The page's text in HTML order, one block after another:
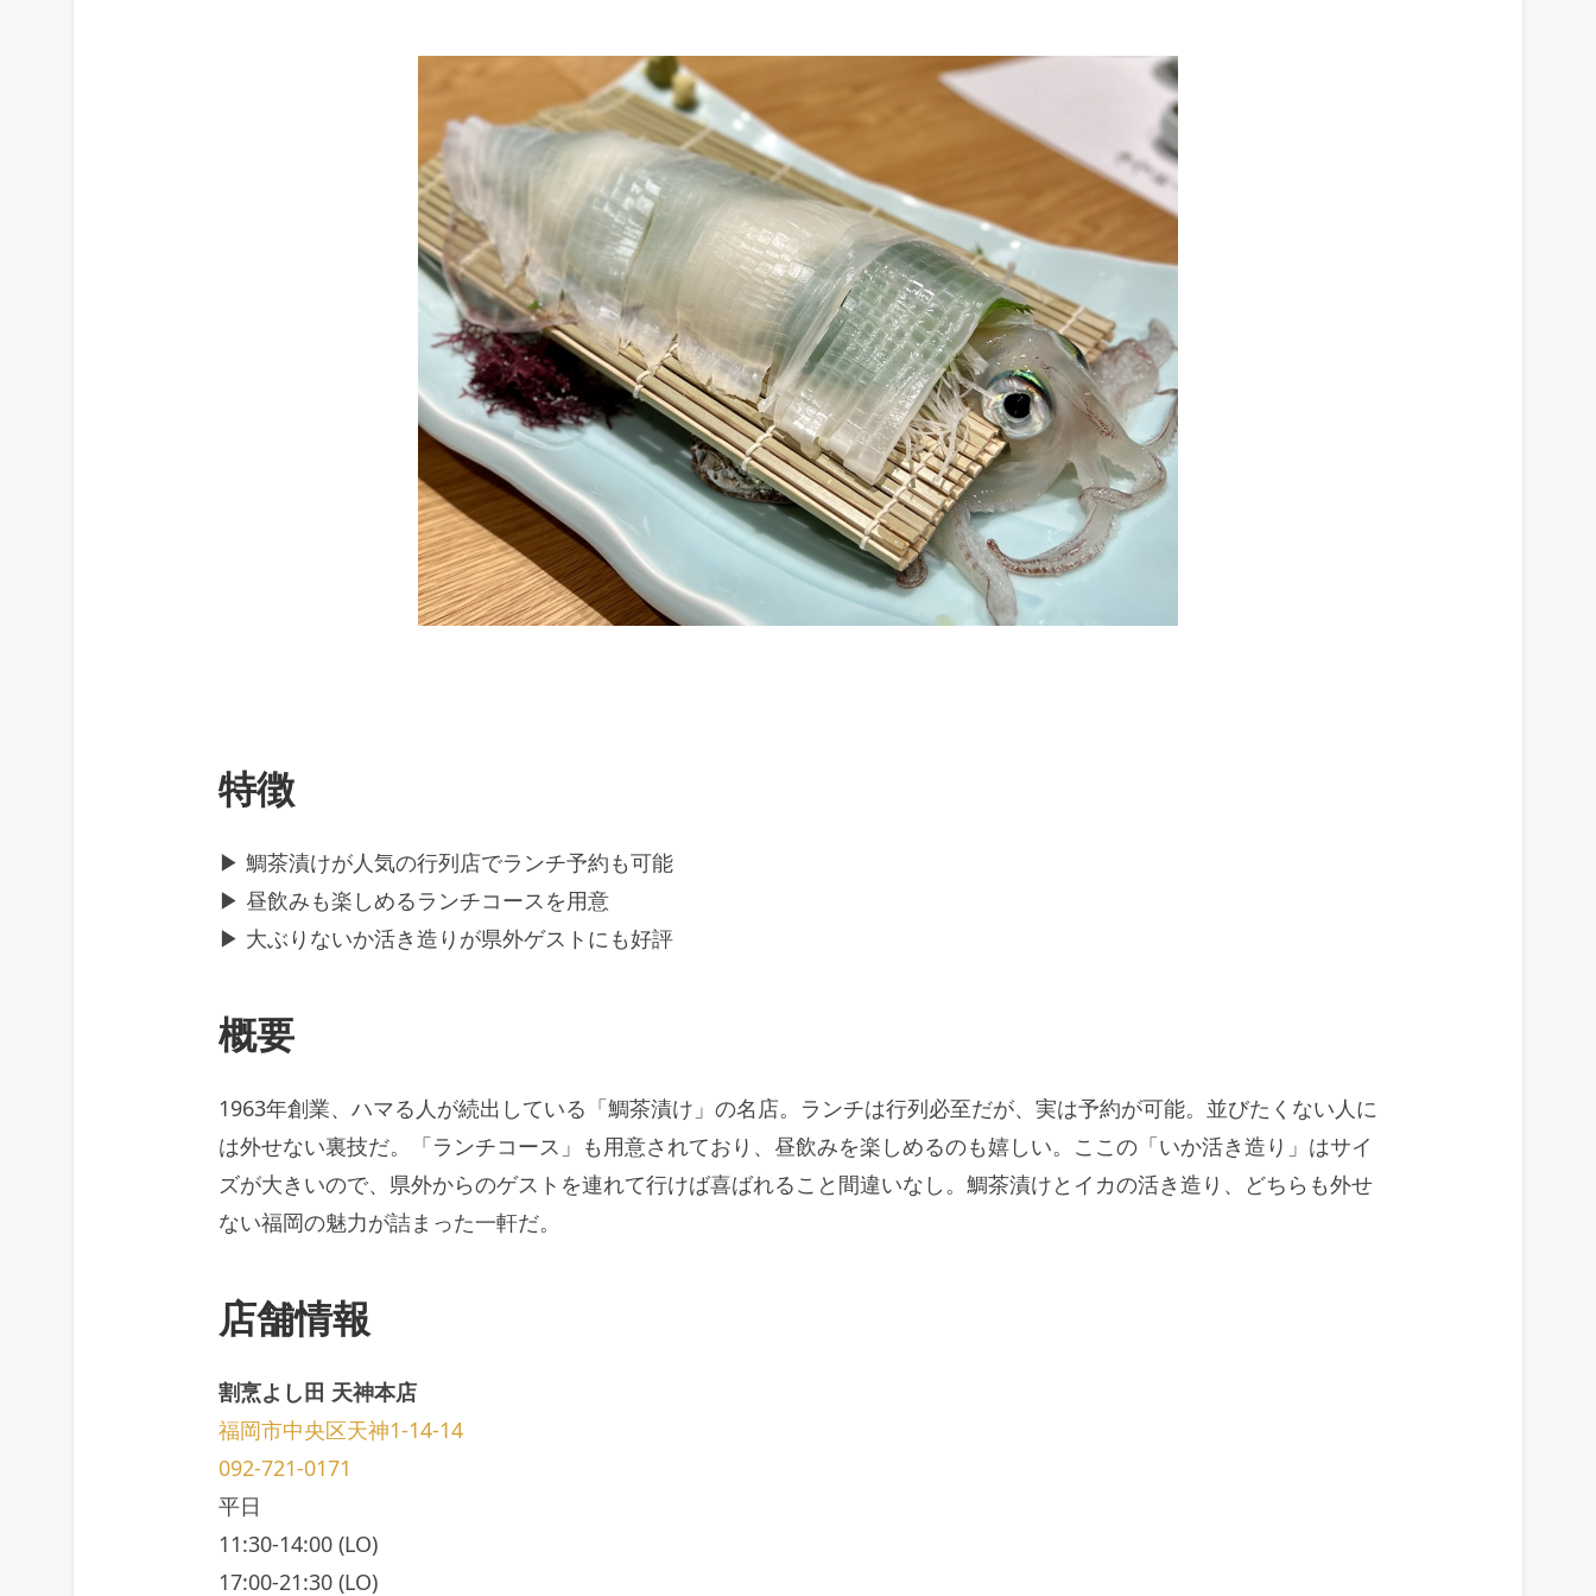
特徴
▶ 鯛茶漬けが人気の行列店でランチ予約も可能
▶ 昼飲みも楽しめるランチコースを用意
▶ 大ぶりないか活き造りが県外ゲストにも好評
概要
1963年創業、ハマる人が続出している「鯛茶漬け」の名店。ランチは行列必至だが、実は予約が可能。並びたくない人に
は外せない裏技だ。「ランチコース」も用意されており、昼飲みを楽しめるのも嬉しい。ここの「いか活き造り」はサイ
ズが大きいので、県外からのゲストを連れて行けば喜ばれること間違いなし。鯛茶漬けとイカの活き造り、どちらも外せ
ない福岡の魅力が詰まった一軒だ。
店舗情報
割烹よし田 天神本店
福岡市中央区天神1-14-14
092-721-0171
平日
11:30-14:00 (LO)
17:00-21:30 (LO)